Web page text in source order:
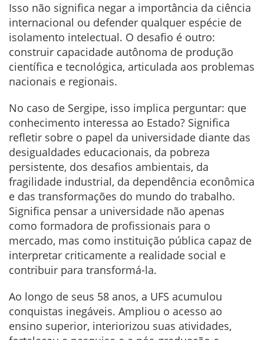
Isso não significa negar a importância da ciência
internacional ou defender qualquer espécie de
isolamento intelectual. O desafio é outro:
construir capacidade autônoma de produção
científica e tecnológica, articulada aos problemas
nacionais e regionais.
No caso de Sergipe, isso implica perguntar: que
conhecimento interessa ao Estado? Significa
refletir sobre o papel da universidade diante das
desigualdades educacionais, da pobreza
persistente, dos desafios ambientais, da
fragilidade industrial, da dependência econômica
e das transformações do mundo do trabalho.
Significa pensar a universidade não apenas
como formadora de profissionais para o
mercado, mas como instituição pública capaz de
interpretar criticamente a realidade social e
contribuir para transformá-la.
Ao longo de seus 58 anos, a UFS acumulou
conquistas inegáveis. Ampliou o acesso ao
ensino superior, interiorizou suas atividades,